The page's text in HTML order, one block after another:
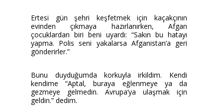
Ertesi gün şehri keşfetmek için kaçakçının
evinden çıkmaya hazırlanırken, Afgan
çocuklardan biri beni uyardı: “Sakın bu hatayı
yapma. Polis seni yakalarsa Afganistan’a geri
gönderirler.”
Bunu duyduğumda korkuyla irkildim. Kendi
kendime “Aptal, buraya eğlenmeye ya da
gezmeye gelmedin. Avrupa’ya ulaşmak için
geldin.” dedim.